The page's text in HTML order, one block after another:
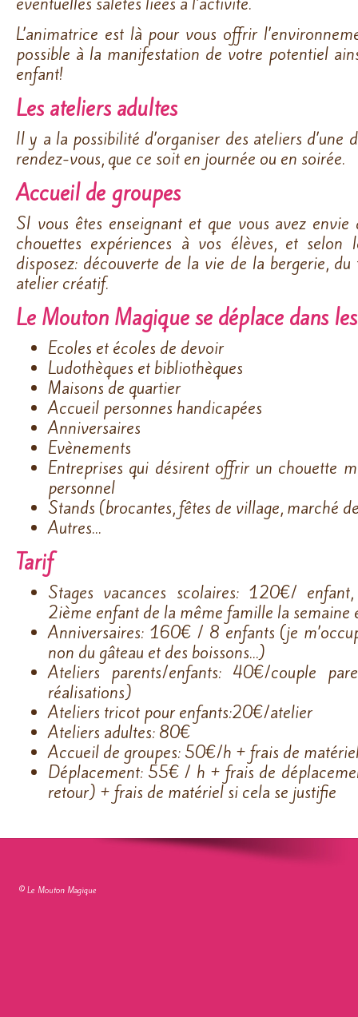
L’animatrice est là pour vous offrir
possible à la manifestation de votre potentiel
enfant!
Les ateliers adultes
Il y a la possibilité d’organiser des ateliers d’une
rendez-vous, que ce soit en journée ou en soirée.
Accueil de groupes
SI vous êtes enseignant et que vous avez
chouettes expériences à vos élèves, et selon
disposez: découverte de la vie de la bergerie,
atelier créatif.
Le Mouton Magique se déplace dans
Ecoles et écoles de devoir
Ludothèques et bibliothèques
Maisons de quartier
Accueil personnes handicapées
Anniversaires
Evènements
Entreprises qui désirent offrir un chouette
personnel
Stands (brocantes, fêtes de village, marché
Autres…
Tarif
Stages vacances scolaires: 120€/
2ième enfant de la même famille la semaine
Anniversaires: 160€ / 8 enfants (je
non du gâteau et des boissons…)
Ateliers parents/enfants: 40€/couple
réalisations)
Ateliers tricot pour enfants:20€/atelier
Ateliers adultes: 80€
Accueil de groupes: 50€/h + frais de
Déplacement: 55€ / h + frais de
retour) + frais de matériel si cela se justifie
© Le Mouton Magique